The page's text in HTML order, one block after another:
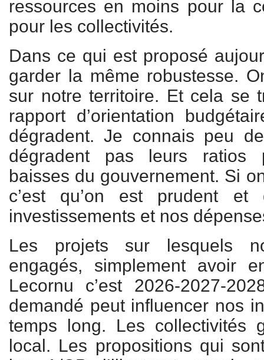
ressources en moins pour la
pour les collectivités.
Dans ce qui est proposé
garder la même robustesse.
sur notre territoire. Et cela se
rapport d’orientation
dégradent. Je connais peu
dégradent pas leurs ratios
baisses du gouvernement. Si
c’est qu’on est prudent et
investissements et nos
Les projets sur lesquels
engagés, simplement avoir
Lecornu c’est 2026-2027-
demandé peut influencer nos
temps long. Les collectivités
local. Les propositions qui